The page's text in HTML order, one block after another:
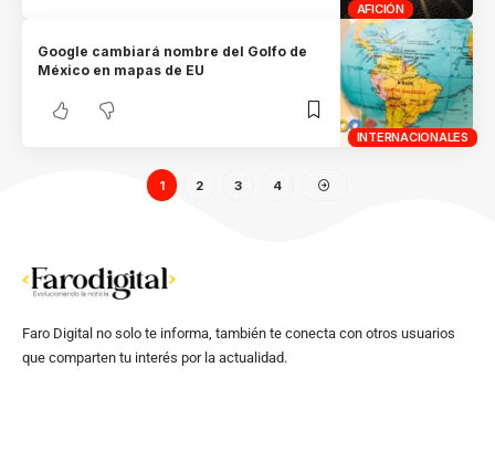
AFICIÓN
INTERNACIONALES
Google cambiará nombre del Golfo de
México en mapas de EU
1 2 3 4
Faro Digital no solo te informa, también te conecta con otros usuarios
que comparten tu interés por la actualidad.